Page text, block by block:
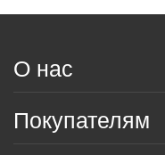
О нас
Покупателям